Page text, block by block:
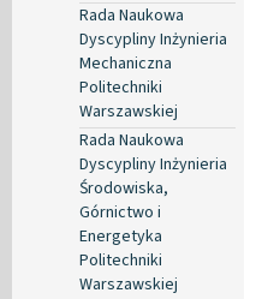
Rada Naukowa
Dyscypliny Inżynieria
Mechaniczna
Politechniki
Warszawskiej
Rada Naukowa
Dyscypliny Inżynieria
Środowiska,
Górnictwo i
Energetyka
Politechniki
Warszawskiej